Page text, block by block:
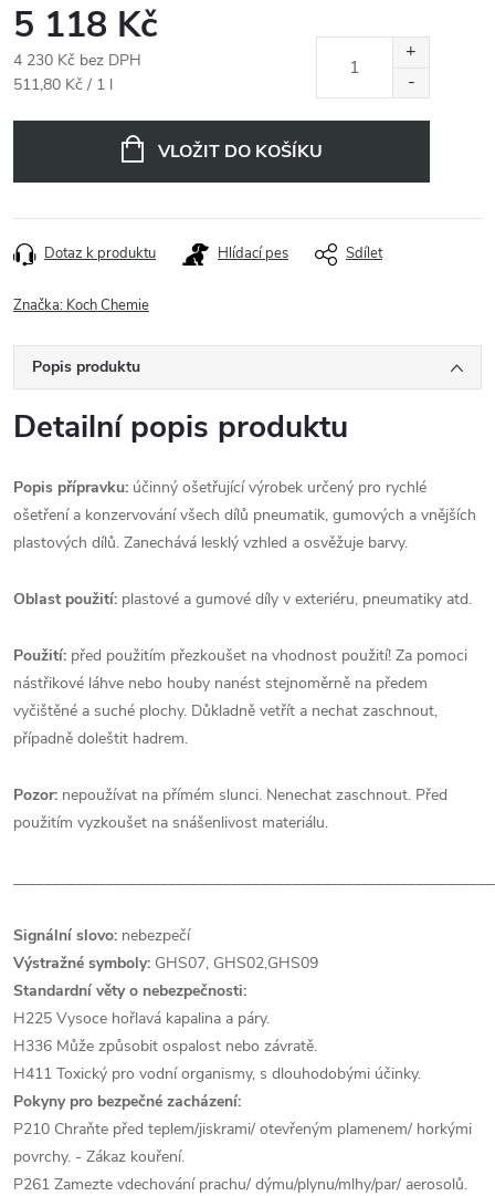
5 118 Kč
4 230 Kč bez DPH
Měrná
511,80 Kč / 1 l
VLOŽIT DO KOŠÍKU
Dotaz k produktu Hlídací pes Sdílet
Značka: Koch Chemie
Popis produktu
Detailní popis produktu
Popis přípravku: účinný ošetřující výrobek určený pro rychlé
ošetření a konzervování všech dílů pneumatik, gumových a vnějších
plastových dílů. Zanechává lesklý vzhled a osvěžuje barvy.
Oblast použití: plastové a gumové díly v exteriéru, pneumatiky atd.
Použití: před použitím přezkoušet na vhodnost použití! Za pomoci
nástřikové láhve nebo houby nanést stejnoměrně na předem
vyčištěné a suché plochy. Důkladně vetřít a nechat zaschnout,
případně doleštit hadrem.
Pozor: nepoužívat na přímém slunci. Nenechat zaschnout. Před
použitím vyzkoušet na snášenlivost materiálu.
Signální slovo: nebezpečí
Výstražné symboly: GHS07, GHS02,GHS09
Standardní věty o nebezpečnosti:
H225 Vysoce hořlavá kapalina a páry.
H336 Může způsobit ospalost nebo závratě.
H411 Toxický pro vodní organismy, s dlouhodobými účinky.
Pokyny pro bezpečné zacházení:
P210 Chraňte před teplem/jiskrami/ otevřeným plamenem/ horkými
povrchy. - Zákaz kouření.
P261 Zamezte vdechování prachu/ dýmu/plynu/mlhy/par/ aerosolů.